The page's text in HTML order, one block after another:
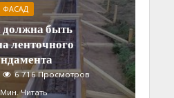
ФАСАД
быть
ленточного
6 716 Просмотров
Читать